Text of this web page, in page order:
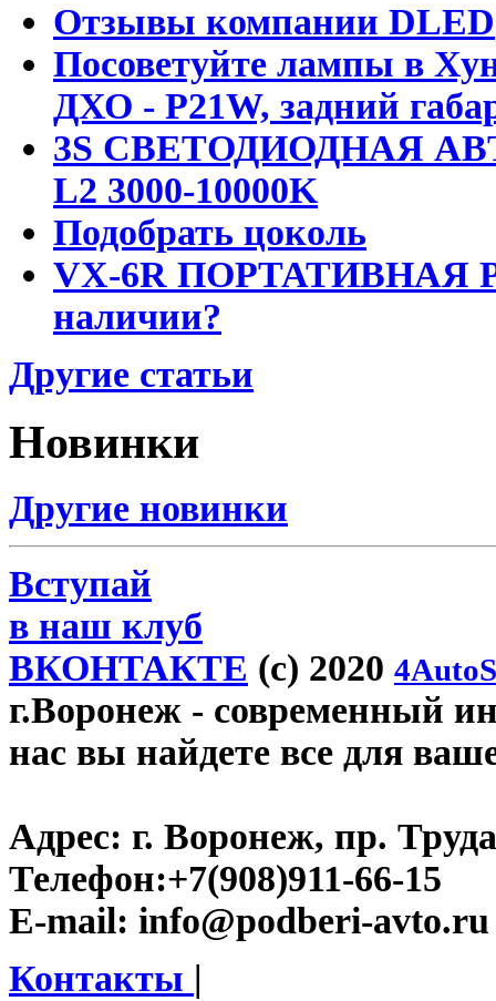
Отзывы компании DLED
Посоветуйте лампы в
ДХО - P21W, задний
3S СВЕТОДИОДНАЯ
L2 3000-10000K
Подобрать цоколь
VX-6R ПОРТАТИВНАЯ
наличии?
Другие статьи
Новинки
Другие новинки
Вступай
в наш клуб
ВКОНТАКТЕ (c) 2020
г.Воронеж - современный
нас вы найдете все для
Адрес: г. Воронеж, пр.
Телефон:+7(908)911-66-15
E-mail: info@podberi-avto.ru
Контакты |